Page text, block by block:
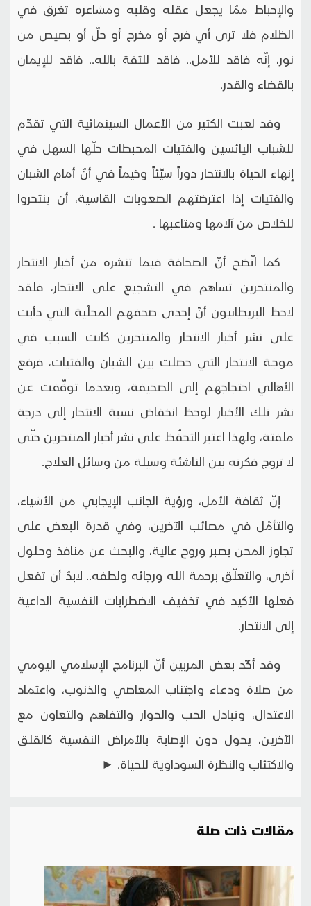
والإحباط ممّا يجعل عقله وقلبه ومشاعره تغرق في
الظلام فلا ترى أي فرج أو مخرج أو حلّ أو بصيص من
نور، إنّه فاقد للأمل.. فاقد للثقة بالله.. فاقد للإيمان
بالقضاء والقدر.
وقد لعبت الكثير من الأعمال السينمائية التي تقدّم
للشباب اليائسين والفتيات المحبطات حلّها السهل في
إنهاء الحياة بالانتحار دوراً سيِّئاً وخيماً في أنّ أمام الشبان
والفتيات إذا اعترضتهم الصعوبات القاسية، أن ينتحروا
للخلاص من آلامها ومتاعبها .
كما اتّضح أنّ الصحافة فيما تنشره من أخبار الانتحار
والمنتحرين تساهم في التشجيع على الانتحار، فلقد
لاحظ البريطانيون أنّ إحدى صحفهم المحلّية التي دأبت
على نشر أخبار الانتحار والمنتحرين كانت السبب في
موجـة الانـتحار التي حصلت بين الشبان والفتيات، فرفع
الأهالي احتجاجهم إلى الصحيفة، وبعدما توقّفت عن
نشر تلك الأخبار لوحظ انخفاض نسبة الانتحار إلى درجة
ملفتة، ولهذا اعتبر التحفّظ على نشر أخبار المنتحرين حتّى
لا تروج فكرته بين الناشئة وسيلة من وسائل العلاج.
إنّ ثقافة الأمل، ورؤية الجانب الإيجابي من الأشياء،
والتأمّل في مصائب الآخرين، وفي قدرة البعض على
تجاوز المحن بصبر وروح عالية، والبحث عن منافذ وحـلول
أخرى، والتعلّق برحمة الله ورجائه ولطفه.. لابدّ أن تفعل
فعلها الأكيد في تخفيف الاضطرابات النفسية الداعية
إلى الانتحار.
وقد أكّد بعض المربين أنّ البرنامج الإسلامي اليومي
من صلاة ودعـاء واجتناب المعاصي والذنوب، واعتماد
الاعتدال، وتبادل الحب والحوار والتفاهم والتعاون مع
الآخرين، يحول دون الإصابة بالأمراض النفسية كالقلق
والاكتئاب والنظرة السوداوية للحياة. ►
مقالات ذات صلة